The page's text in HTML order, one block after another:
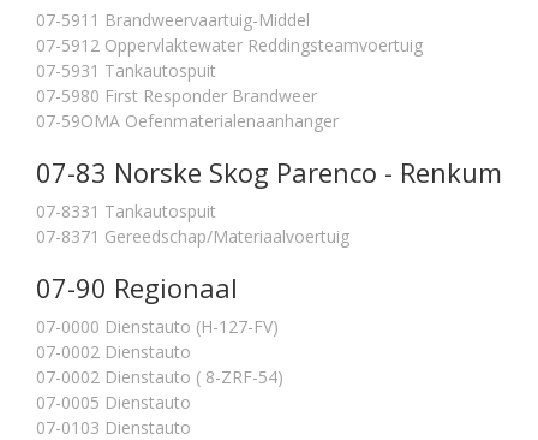
07-5911 Brandweervaartuig-Middel
07-5912 Oppervlaktewater Reddingsteamvoertuig
07-5931 Tankautospuit
07-5980 First Responder Brandweer
07-59OMA Oefenmaterialenaanhanger
07-83 Norske Skog Parenco - Renkum
07-8331 Tankautospuit
07-8371 Gereedschap/Materiaalvoertuig
07-90 Regionaal
07-0000 Dienstauto (H-127-FV)
07-0002 Dienstauto
07-0002 Dienstauto ( 8-ZRF-54)
07-0005 Dienstauto
07-0103 Dienstauto